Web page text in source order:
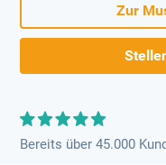
Zur
Bereits über 45.000